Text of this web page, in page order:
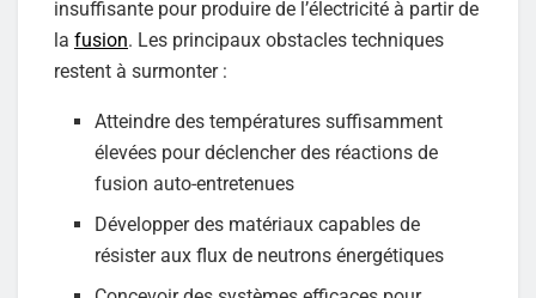
insuffisante pour produire de l’électricité à partir de
la fusion. Les principaux obstacles techniques
restent à surmonter :
Atteindre des températures suffisamment
élevées pour déclencher des réactions de
fusion auto-entretenues
Développer des matériaux capables de
résister aux flux de neutrons énergétiques